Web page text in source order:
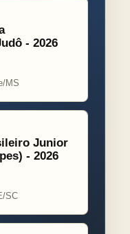
- 2026
MS
Junior
- 2026
SC